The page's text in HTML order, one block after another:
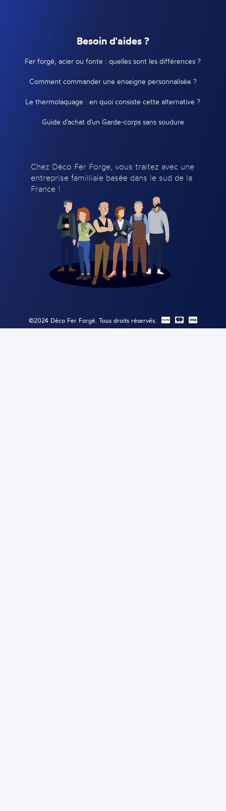
Besoin d'aides ?
Fer forgé, acier ou fonte : quelles sont les différences ?
Comment commander une enseigne personnalisée ?
Le thermolaquage : en quoi consiste cette alternative ?
Guide d'achat d'un Garde-corps sans soudure
Chez Déco Fer Forge, vous traitez avec une
entreprise familliale basée dans le sud de la
France !
©2024 Déco Fer Forgé. Tous droits réservés.